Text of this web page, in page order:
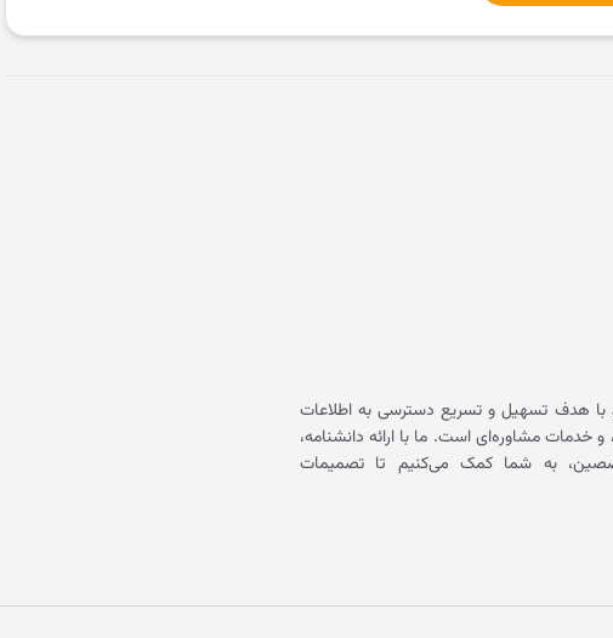
با هدف تسهیل و تسریع دسترسی به اطلاعات
مشاوره‌ای است. ما با ارائه دانشنامه،
به شما کمک می‌کنیم تا تصمیمات